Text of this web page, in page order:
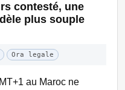
contesté, une
plus souple
Ora legale
au Maroc ne